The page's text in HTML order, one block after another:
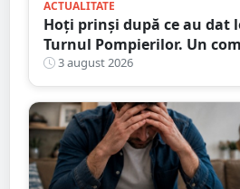
ACTUALITATE
Hoți prinși după ce au dat
Turnul Pompierilor. Un
pază
3 august 2026